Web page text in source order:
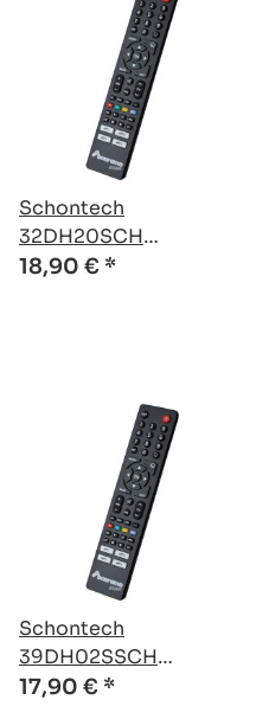
Schontech
32DH20SCH
kompatible Ersatz
18,90 € *
Schontech
39DH02SSCH
kompatible Ersatz
17,90 € *